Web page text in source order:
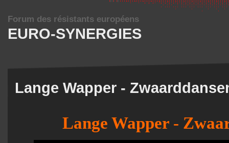
EURO-SYNERGIES
Forum des résistants européens
Lange Wapper -
Lange Wapper -